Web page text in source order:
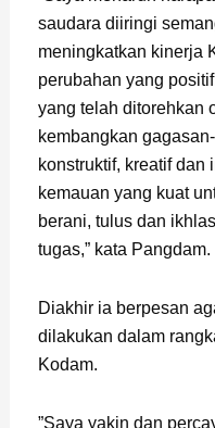
saudara diiringi
meningkatkan kinerja
perubahan yang
yang telah ditorehkan
kembangkan
konstruktif, kreatif dan
kemauan yang kuat
berani, tulus dan
tugas,” kata Pangdam.
Diakhir ia berpesan
dilakukan dalam
Kodam.
”Saya yakin dan